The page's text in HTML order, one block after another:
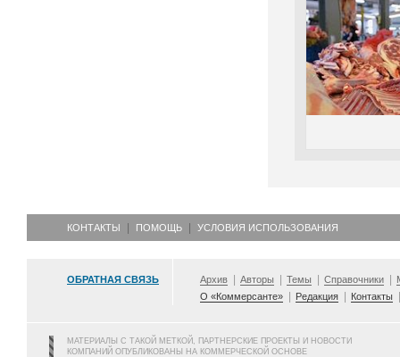
КОНТАКТЫ ПОМОЩЬ УСЛОВИЯ ИСПОЛЬЗОВАНИЯ
ОБРАТНАЯ СВЯЗЬ Архив Авторы Темы Справочники
О «Коммерсанте»
Редакция Контакты
МАТЕРИАЛЫ С ТАКОЙ МЕТКОЙ, ПАРТНЕРСКИЕ ПРОЕКТЫ И НОВОСТИ
КОМПАНИЙ ОПУБЛИКОВАНЫ НА КОММЕРЧЕСКОЙ ОСНОВЕ